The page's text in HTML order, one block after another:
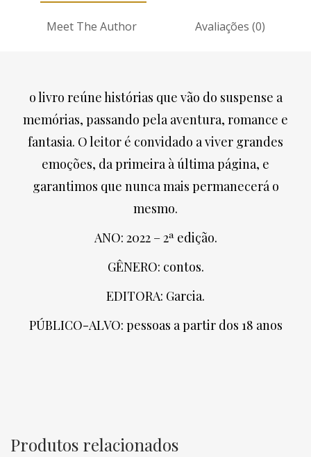
Meet The Author Avaliações (0)
o livro reúne histórias que vão do suspense a
memórias, passando pela aventura, romance e
fantasia. O leitor é convidado a viver grandes
emoções, da primeira à última página, e
garantimos que nunca mais permanecerá o
mesmo.
ANO: 2022 – 2ª edição.
GÊNERO: contos.
EDITORA: Garcia.
PÚBLICO-ALVO: pessoas a partir dos 18 anos
Produtos relacionados